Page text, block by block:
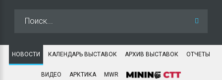
НОВОСТИ КАЛЕНДАРЬ ВЫСТАВОК АРХИВ ВЫСТАВОК ОТЧЕТЫ
ВИДЕО АРКТИКА MWR